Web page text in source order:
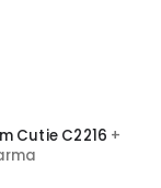
Cutie C2216 +